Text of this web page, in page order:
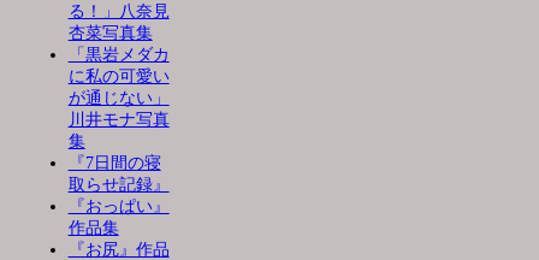
る！」八奈見
杏菜写真集
「黒岩メダカ
に私の可愛い
が通じない」
川井モナ写真
集
『7日間の寝
取らせ記録』
『おっぱい』
作品集
『お尻』作品